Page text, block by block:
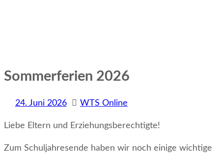
Sommerferien 2026
24. Juni 2026 WTS Online
Liebe Eltern und Erziehungsberechtigte!
Zum Schuljahresende haben wir noch einige wichtige